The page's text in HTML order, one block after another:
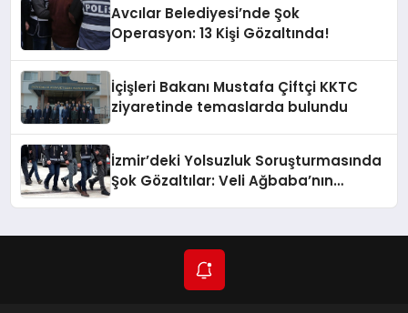
Avcılar Belediyesi’nde Şok
Operasyon: 13 Kişi Gözaltında!
İçişleri Bakanı Mustafa Çiftçi KKTC
ziyaretinde temaslarda bulundu
İzmir’deki Yolsuzluk Soruşturmasında
Şok Gözaltılar: Veli Ağbaba’nın